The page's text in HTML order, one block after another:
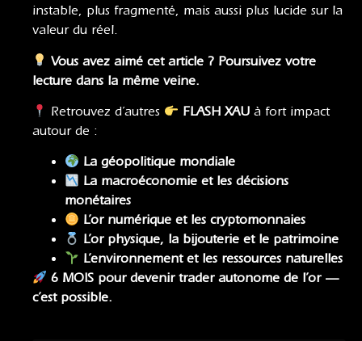
instable, plus fragmenté, mais aussi plus lucide sur la
valeur du réel.
Vous avez aimé cet article ? Poursuivez votre
lecture dans la même veine.
Retrouvez d’autres FLASH XAU à fort impact
autour de :
La géopolitique mondiale
La macroéconomie et les décisions
monétaires
L’or numérique et les cryptomonnaies
L’or physique, la bijouterie et le patrimoine
L’environnement et les ressources naturelles
6 MOIS pour devenir trader autonome de l’or —
c’est possible.